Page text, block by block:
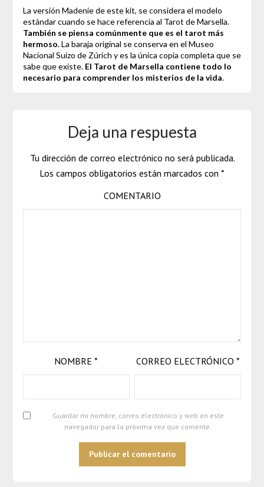
La versión Madenie de este kit, se considera el modelo
estándar cuando se hace referencia al Tarot de Marsella.
También se piensa comúnmente que es el tarot más
hermoso. La baraja original se conserva en el Museo
Nacional Suizo de Zúrich y es la única copia completa que se
sabe que existe. El Tarot de Marsella contiene todo lo
necesario para comprender los misterios de la vida.
Deja una respuesta
Tu dirección de correo electrónico no será publicada.
Los campos obligatorios están marcados con *
COMENTARIO
NOMBRE* CORREO ELECTRÓNICO *
Guardar mi nombre, correo electrónico y web en este
navegador para la próxima vez que comente.